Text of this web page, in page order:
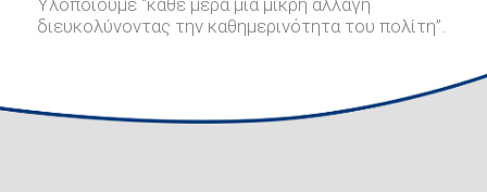
Υλοποιούμε “κάθε μέρα μια μικρή αλλαγή
διευκολύνοντας την καθημερινότητα του πολίτη”.